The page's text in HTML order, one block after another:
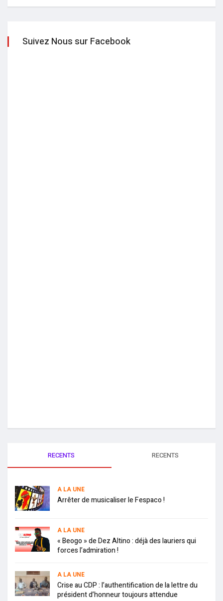
Suivez Nous sur Facebook
RECENTS RECENTS
A LA UNE
Arrêter de musicaliser le Fespaco !
A LA UNE
« Beogo » de Dez Altino : déjà des lauriers qui
forces l’admiration !
A LA UNE
Crise au CDP : l’authentification de la lettre du
président d’honneur toujours attendue